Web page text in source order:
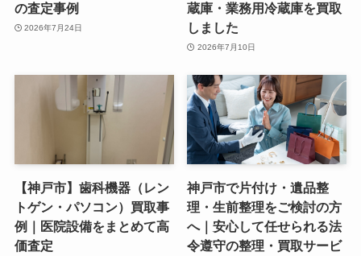
の査定事例
2026年7月24日
蔵庫・業務用冷蔵庫を買取
しました
2026年7月10日
【神戸市】歯科機器（レン
トゲン・パソコン）買取事
例｜医院設備をまとめて高
価査定
神戸市で片付け・遺品整
理・生前整理をご検討の方
へ｜安心して任せられる法
令遵守の整理・買取サービ